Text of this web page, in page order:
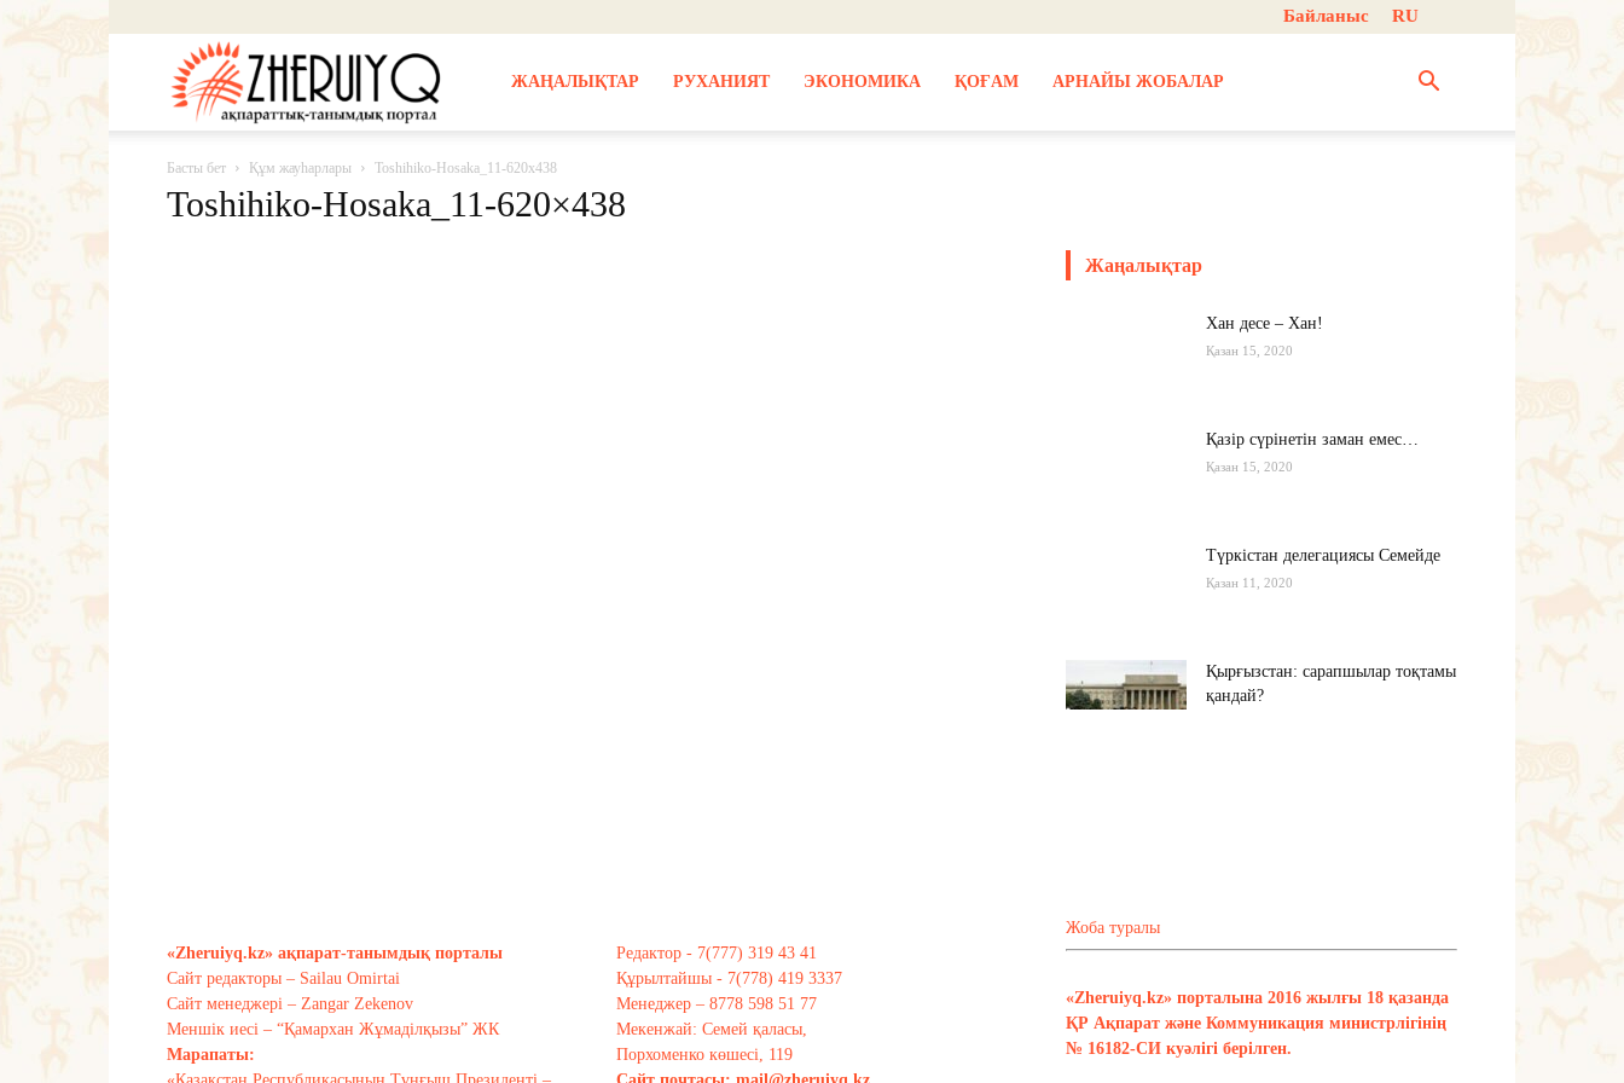
Байланыс RU
ЖАҢАЛЫҚТАР РУХАНИЯТ ЭКОНОМИКА ҚОҒАМ АРНАЙЫ ЖОБАЛАР
Басты бет Құм жауһарлары Toshihiko-Hosaka_11-620x438
Toshihiko-Hosaka_11-620×438
Жаңалықтар
Хан десе – Хан!
Қазан 15, 2020
Қазір сүрінетін заман емес…
Қазан 15, 2020
Түркістан делегациясы Семейде
Қазан 11, 2020
Қырғызстан: сарапшылар тоқтамы
қандай?
«Zheruiyq.kz» ақпарат-танымдық порталы
Сайт редакторы – Sailau Omirtai
Сайт менеджері – Zangar Zekenov
Меншік иесі – “Қамархан Жұмаділқызы” ЖК
Марапаты:
Редактор - 7(777) 319 43 41
Құрылтайшы - 7(778) 419 3337
Менеджер – 8778 598 51 77
Мекенжай: Семей қаласы,
Порхоменко көшесі, 119
Жоба туралы
«Zheruiyq.kz» порталына 2016 жылғы 18 қазанда
ҚР Ақпарат және Коммуникация министрлігінің
№ 16182-СИ куәлігі берілген.